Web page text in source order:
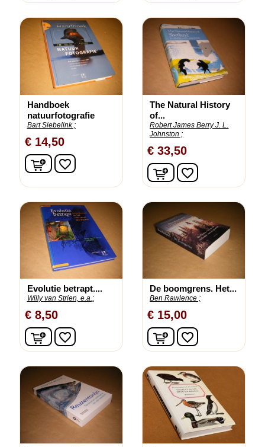
Handboek
natuurfotografie
Bart Siebelink ;
€ 14,50
In winkelwagen
favorite_border
The Natural History
of...
Robert James Berry J. L.
Johnston ;
€ 33,50
In winkelwagen
favorite_border
Evolutie betrapt....
Willy van Strien, e.a.;
€ 8,50
In winkelwagen
favorite_border
De boomgrens. Het...
Ben Rawlence ;
€ 15,00
In winkelwagen
favorite_border